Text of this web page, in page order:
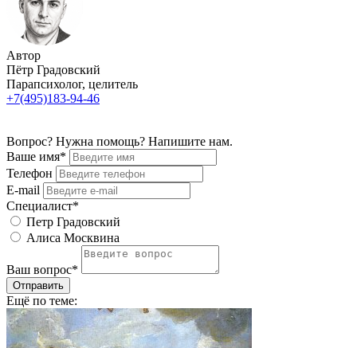
Автор
Пётр Градовский
Парапсихолог, целитель
+7(495)183-94-46
Вопрос? Нужна помощь? Напишите нам.
Ваше имя*
Телефон
E-mail
Специалист*
Петр Градовский
Алиса Москвина
Ваш вопрос*
Отправить
Ещё по теме: